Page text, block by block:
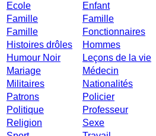
Ecole
Enfant
Famille
Famille
Famille
Fonctionnaires
Histoires drôles
Hommes
Humour Noir
Leçons de la vie
Mariage
Médecin
Militaires
Nationalités
Patrons
Policier
Politique
Professeur
Religion
Sexe